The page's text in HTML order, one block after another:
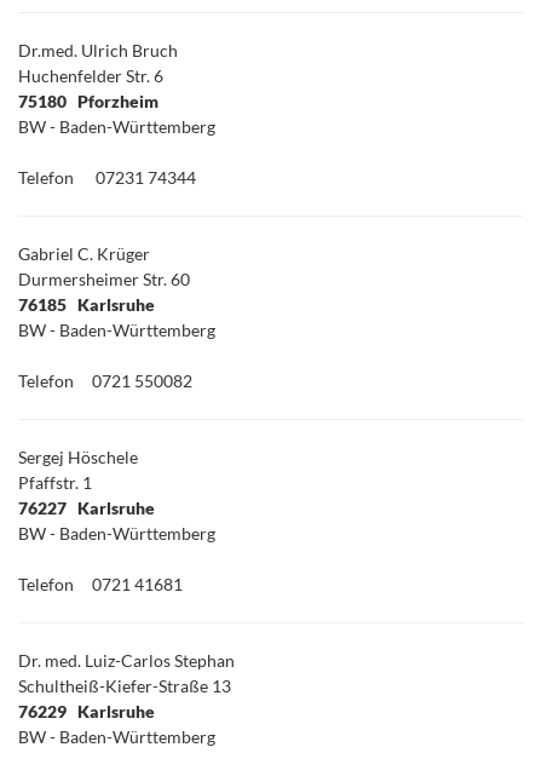
Dr.med. Ulrich Bruch
Huchenfelder Str. 6
75180 Pforzheim
BW - Baden-Württemberg
Telefon 07231 74344
Gabriel C. Krüger
Durmersheimer Str. 60
76185 Karlsruhe
BW - Baden-Württemberg
Telefon 0721 550082
Sergej Höschele
Pfaffstr. 1
76227 Karlsruhe
BW - Baden-Württemberg
Telefon 0721 41681
Dr. med. Luiz-Carlos Stephan
Schultheiß-Kiefer-Straße 13
76229 Karlsruhe
BW - Baden-Württemberg